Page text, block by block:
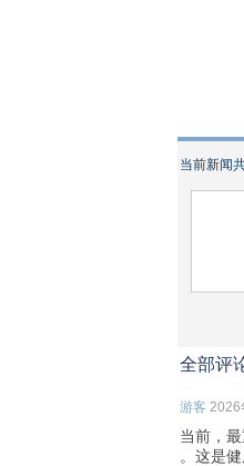
当前新闻
全部评
游客 2026
当前，最
。这是